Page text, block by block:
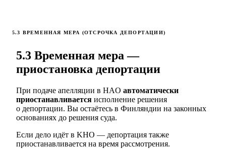
5.3 ВРЕМЕННАЯ МЕРА (ОТСРОЧКА ДЕПОРТАЦИИ)
5.3 Временная мера —
приостановка депортации
При подаче апелляции в HAO автоматически
приостанавливается исполнение решения
о депортации. Вы остаётесь в Финляндии на законных
основаниях до решения суда.
Если дело идёт в KHO — депортация также
приостанавливается на время рассмотрения.